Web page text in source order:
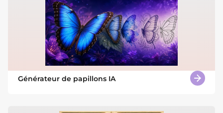
Générateur de papillons IA